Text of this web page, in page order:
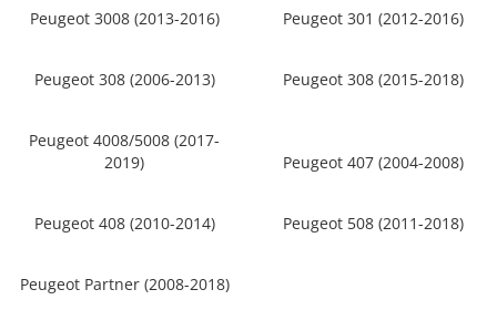
Navigatii Fiat
Navigatii Citroen
Navigatii Mitsubishi
Navigatii KIA
Navigatii Mazda
Peugeot 3008 (2013-2016) Peugeot 301 (2012-2016)
Peugeot 308 (2006-2013) Peugeot 308 (2015-2018)
Peugeot 4008/5008 (2017-
2019)
Peugeot 407 (2004-2008)
Peugeot 408 (2010-2014) Peugeot 508 (2011-2018)
Peugeot Partner (2008-2018)